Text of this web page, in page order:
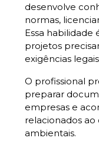
desenvolve
normas,
Essa
projetos
exigências
O profissional
preparar
empresas e
relacionados
ambientais.